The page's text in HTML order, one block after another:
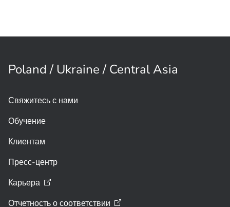
Poland / Ukraine / Central Asia
Свяжитесь с нами
Обучение
Клиентам
Пресс-центр
Карьера
Отчетность осоответствии